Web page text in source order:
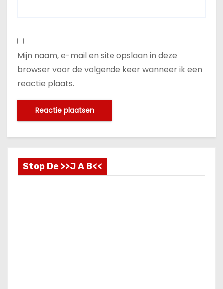
Mijn naam, e-mail en site opslaan in deze
browser voor de volgende keer wanneer ik een
reactie plaats.
Stop De >>J A B<<